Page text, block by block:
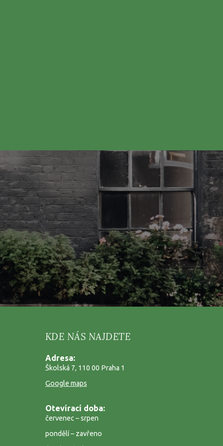
KDE NÁS NAJDETE
Adresa:
Školská 7, 110 00 Praha 1
Google maps
Otevírací doba:
červenec – srpen
pondělí – zavřeno